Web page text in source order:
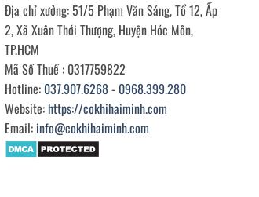
Địa chỉ xưởng: 51/5 Phạm Văn Sáng, Tổ 12, Ấp
2, Xã Xuân Thới Thượng, Huyện Hóc Môn,
TP.HCM
Mã Số Thuế : 0317759822
Hotline: 037.907.6268- 0968.399.280
Website: https://cokhihaiminh.com
Email: info@cokhihaiminh.com